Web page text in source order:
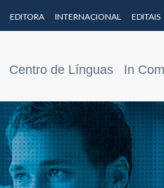
EDITORA INTERNACIONAL EDITAIS
Centro de Línguas In